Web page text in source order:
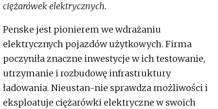
ciężarówek elektrycznych.
Penske jest pionierem we wdrażaniu
elektrycznych pojazdów użytkowych. Firma
poczyniła znaczne inwestycje w ich testowanie,
utrzymanie i rozbudowę infrastruktury
ładowania. Nieustan-nie sprawdza możliwości i
eksploatuje ciężarówki elektryczne w swoich